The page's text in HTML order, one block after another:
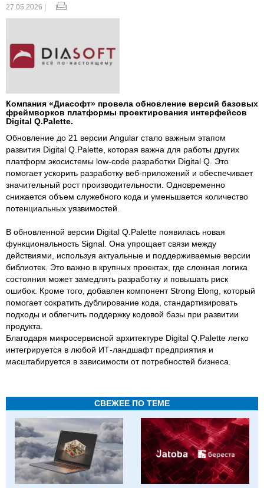
27.05.2026 |
Компания «Диасофт» провела обновление версий базовых
фреймворков платформы проектирования интерфейсов
Digital Q.Palette.
Обновление до 21 версии Angular стало важным этапом
развития Digital Q.Palette, которая важна для работы других
платформ экосистемы low-code разработки Digital Q. Это
помогает ускорить разработку веб-приложений и обеспечивает
значительный рост производительности. Одновременно
снижается объем служебного кода и уменьшается количество
потенциальных уязвимостей.
В обновленной версии Digital Q.Palette появилась новая
функциональность Signal. Она упрощает связи между
действиями, используя актуальные и поддерживаемые версии
библиотек. Это важно в крупных проектах, где сложная логика
состояния может замедлять разработку и повышать риск
ошибок. Кроме того, добавлен компонент Strong Elong, который
помогает сократить дублирование кода, стандартизировать
подходы и облегчить поддержку кодовой базы при развитии
продукта.
Благодаря микросервисной архитектуре Digital Q.Palette легко
интегрируется в любой ИТ-ландшафт предприятия и
масштабируется в зависимости от потребностей бизнеса.
СВЕЖЕЕ ПО ТЕМЕ